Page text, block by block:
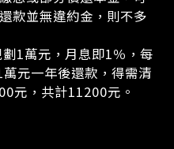
款並無違約金，則不多
1萬元，月息即1％，每
元一年後還款，得需清
元，共計11200元。